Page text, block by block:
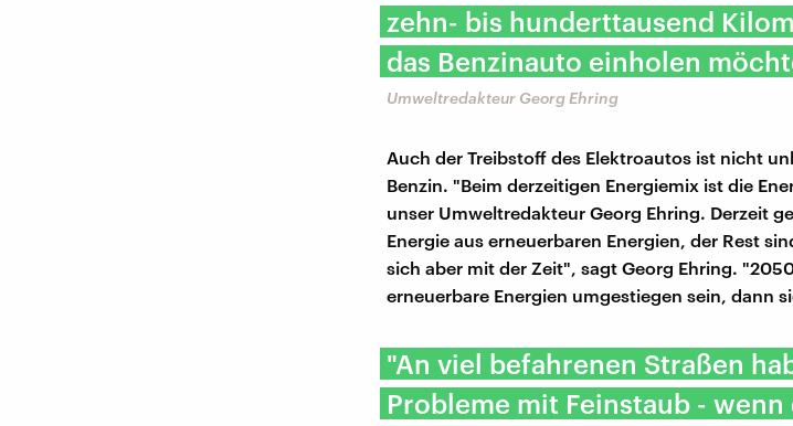
zehn- bis hunderttausend
das Benzinauto einholen
Umweltredakteur Georg Ehring
Auch der Treibstoff des Elektroautos ist nicht
Benzin. "Beim derzeitigen Energiemix ist die
unser Umweltredakteur Georg Ehring. Derzeit
Energie aus erneuerbaren Energien, der Rest
sich aber mit der Zeit", sagt Georg Ehring.
erneuerbare Energien umgestiegen sein, dann
"An viel befahrenen Straßen
Probleme mit Feinstaub - wenn